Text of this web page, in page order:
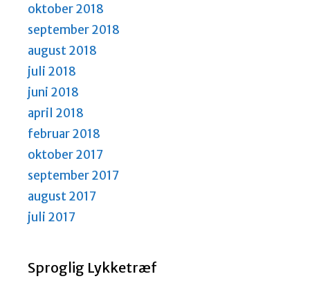
oktober 2018
september 2018
august 2018
juli 2018
juni 2018
april 2018
februar 2018
oktober 2017
september 2017
august 2017
juli 2017
Sproglig Lykketræf